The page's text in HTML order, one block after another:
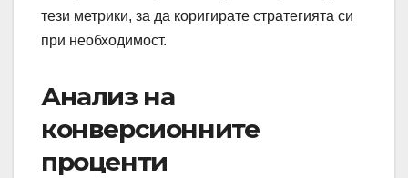
тези метрики, за да коригирате стратегията си
при необходимост.
Анализ на
конверсионните
проценти